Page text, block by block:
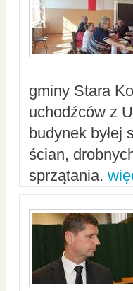
gminy Stara
uchodźców z
budynek byłej
ścian,
sprzątania.